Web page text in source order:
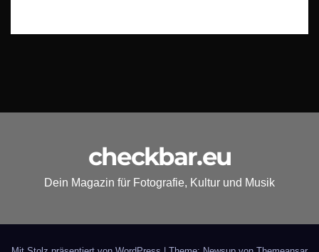
checkbar.eu
Dein Magazin für Fotografie, Kultur und Musik